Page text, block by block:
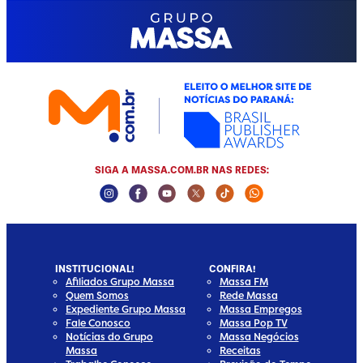
SIGA A MASSA.COM.BR NAS REDES:
Instagram Social Media
Facebook Social Media
Youtube Social Media
Twitter Social Media
Tiktok Social Media
Whatsapp
INSTITUCIONAL!
Afiliados Grupo Massa
Quem Somos
Expediente Grupo Massa
Fale Conosco
Notícias do Grupo
Massa
CONFIRA!
Massa FM
Rede Massa
Massa Empregos
Massa Pop TV
Massa Negócios
Receitas